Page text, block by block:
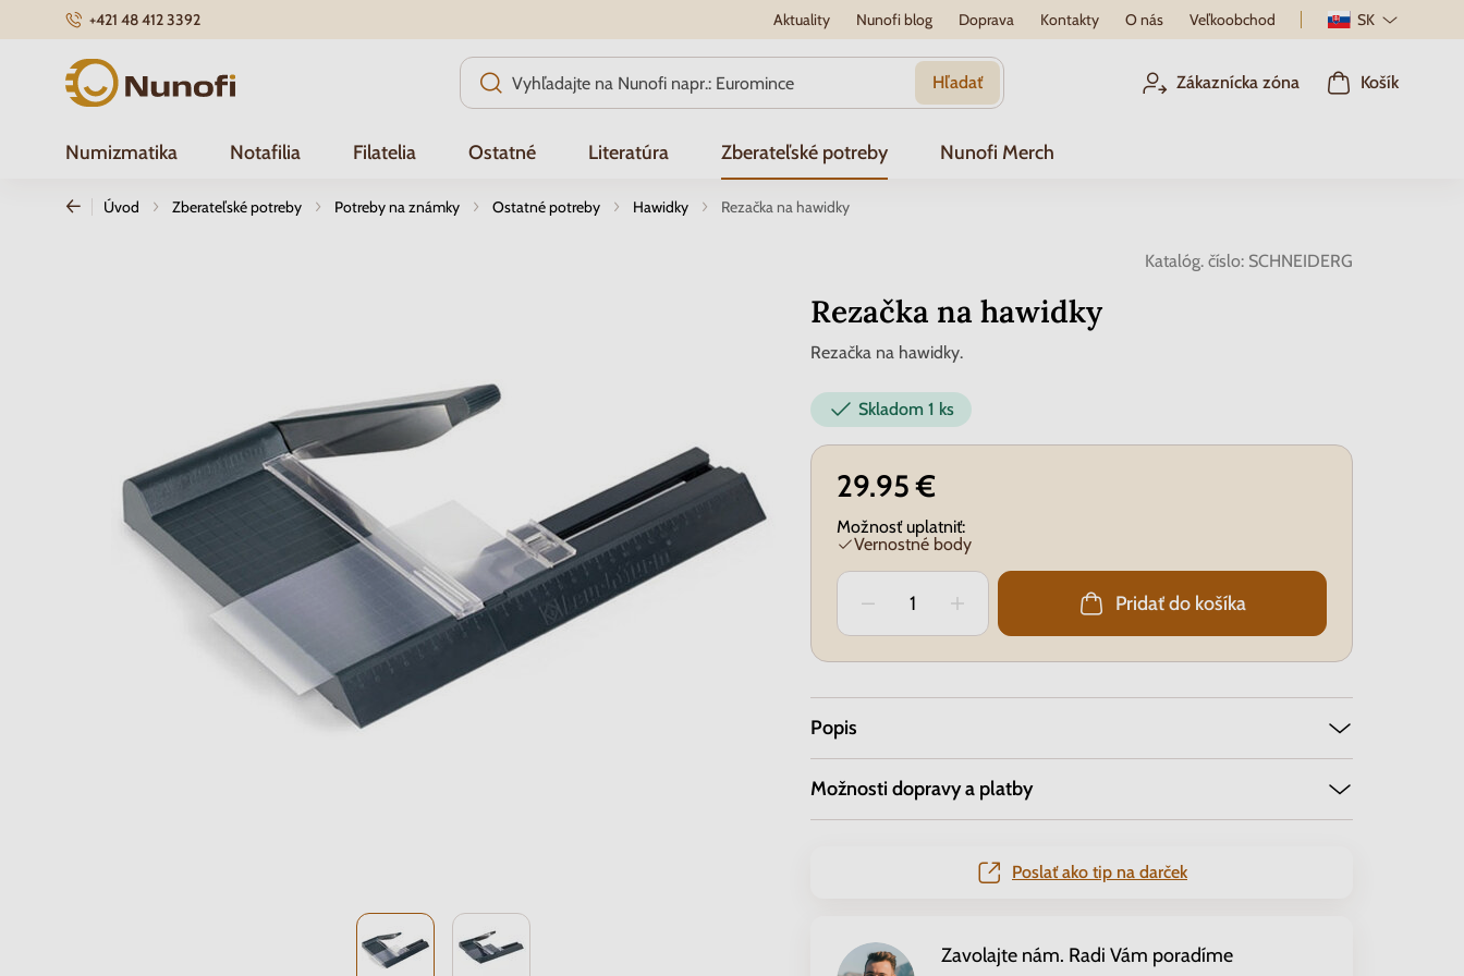
+421 48 412 3392 Aktuality Nunofi blog Doprava Kontakty O nás Veľkoobchod SK
Nunofi.sk Hľadať Zákaznícka zóna Košík
Numizmatika Notafilia Filatelia Ostatné Literatúra Zberateľské potreby Nunofi Merch
Úvod Zberateľské potreby Potreby na známky Ostatné potreby Hawidky Rezačka na hawidky
Katalóg. číslo: SCHNEIDERG
Rezačka na hawidky
Rezačka na hawidky.
Skladom 1 ks
29.95 €
Možnosť uplatniť:
Vernostné body
Pridať do košíka
Popis
Možnosti dopravy a platby
Poslať ako tip na darček
Zavolajte nám. Radi Vám poradíme